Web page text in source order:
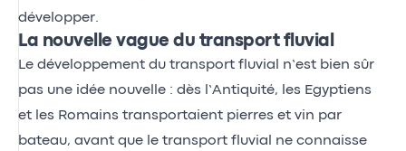
développer.
La nouvelle vague du transport fluvial
Le développement du transport fluvial n’est bien sûr
pas une idée nouvelle : dès l’Antiquité, les Egyptiens
et les Romains transportaient pierres et vin par
bateau, avant que le transport fluvial ne connaisse